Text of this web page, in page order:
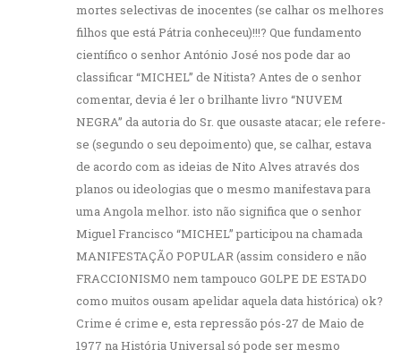
mortes selectivas de inocentes (se calhar os melhores
filhos que está Pátria conheceu)!!!? Que fundamento
científico o senhor António José nos pode dar ao
classificar “MICHEL” de Nitista? Antes de o senhor
comentar, devia é ler o brilhante livro “NUVEM
NEGRA” da autoria do Sr. que ousaste atacar; ele refere-
se (segundo o seu depoimento) que, se calhar, estava
de acordo com as ideias de Nito Alves através dos
planos ou ideologias que o mesmo manifestava para
uma Angola melhor. isto não significa que o senhor
Miguel Francisco “MICHEL” participou na chamada
MANIFESTAÇÃO POPULAR (assim considero e não
FRACCIONISMO nem tampouco GOLPE DE ESTADO
como muitos ousam apelidar aquela data histórica) ok?
Crime é crime e, esta repressão pós-27 de Maio de
1977 na História Universal só pode ser mesmo